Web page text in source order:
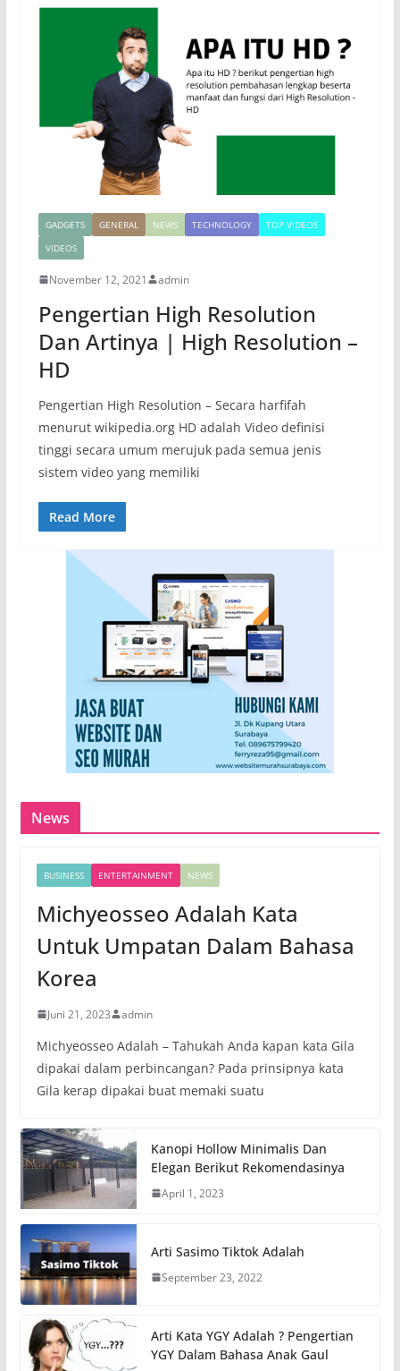
GADGETS GENERAL NEWS TECHNOLOGY
TOP VIDEOS
VIDEOS
November 12, 2021 admin
Pengertian High Resolution
Dan Artinya | High Resolution –
HD
Pengertian High Resolution – Secara harfifah
menurut wikipedia.org HD adalah Video definisi
tinggi secara umum merujuk pada semua jenis
sistem video yang memiliki
Read More
News
BUSINESS ENTERTAINMENT NEWS
Michyeosseo Adalah Kata
Untuk Umpatan Dalam Bahasa
Korea
Juni 21, 2023 admin
Michyeosseo Adalah – Tahukah Anda kapan kata Gila
dipakai dalam perbincangan? Pada prinsipnya kata
Gila kerap dipakai buat memaki suatu
Kanopi Hollow Minimalis Dan
Elegan Berikut Rekomendasinya
April 1, 2023
Arti Sasimo Tiktok Adalah
September 23, 2022
Arti Kata YGY Adalah ? Pengertian
YGY Dalam Bahasa Anak Gaul